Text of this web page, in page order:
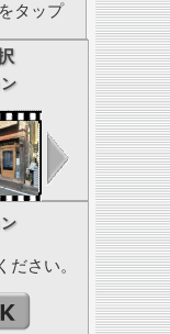
タップ
ださい。